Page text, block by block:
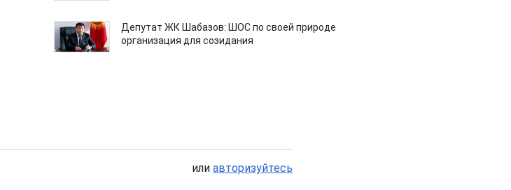
Депутат ЖК Шабазов: ШОС по своей природе
организация для созидания
или авторизуйтесь